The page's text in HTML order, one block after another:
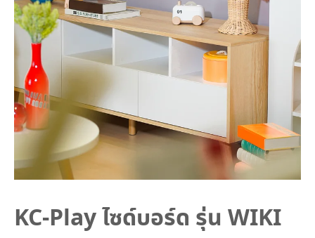
KC-Play ไซด์บอร์ด รุ่น WIKI